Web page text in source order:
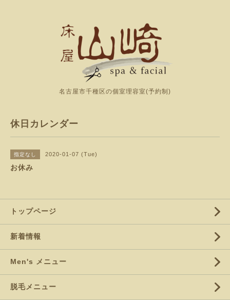
名古屋市千種区の個室理容室(予約制)
休日カレンダー
指定なし 2020-01-07 (Tue)
お休み
トップページ
新着情報
Men's メニュー
脱毛メニュー